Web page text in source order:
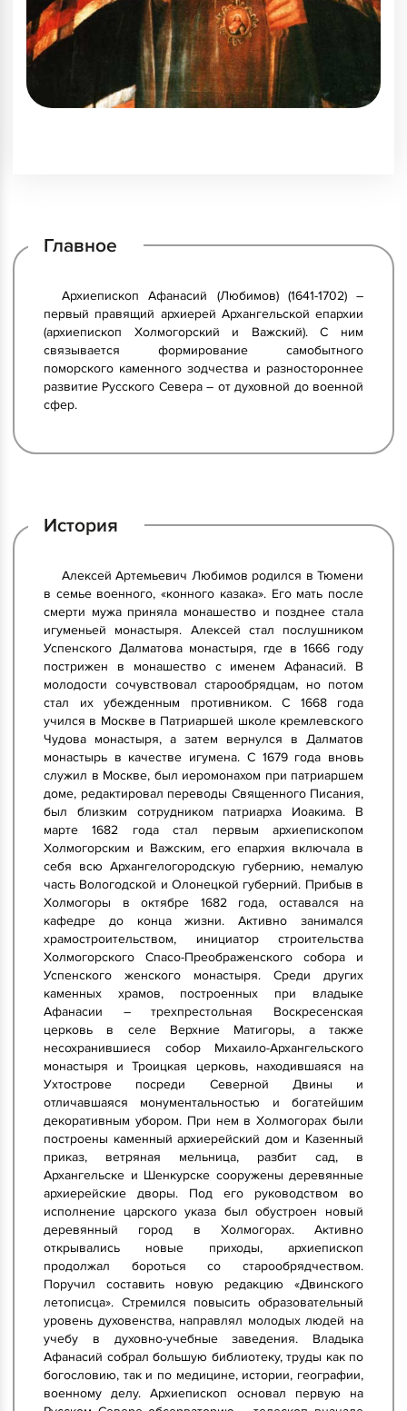
Главное
Архиепископ Афанасий (Любимов) (1641-1702) –
первый правящий архиерей Архангельской епархии
(архиепископ Холмогорский и Важский). С ним
связывается формирование самобытного
поморского каменного зодчества и разностороннее
развитие Русского Севера – от духовной до военной
сфер.
История
Алексей Артемьевич Любимов родился в Тюмени
в семье военного, «конного казака». Его мать после
смерти мужа приняла монашество и позднее стала
игуменьей монастыря. Алексей стал послушником
Успенского Далматова монастыря, где в 1666 году
пострижен в монашество с именем Афанасий. В
молодости сочувствовал старообрядцам, но потом
стал их убежденным противником. С 1668 года
учился в Москве в Патриаршей школе кремлевского
Чудова монастыря, а затем вернулся в Далматов
монастырь в качестве игумена. С 1679 года вновь
служил в Москве, был иеромонахом при патриаршем
доме, редактировал переводы Священного Писания,
был близким сотрудником патриарха Иоакима. В
марте 1682 года стал первым архиепископом
Холмогорским и Важским, его епархия включала в
себя всю Архангелогородскую губернию, немалую
часть Вологодской и Олонецкой губерний. Прибыв в
Холмогоры в октябре 1682 года, оставался на
кафедре до конца жизни. Активно занимался
храмостроительством, инициатор строительства
Холмогорского Спасо-Преображенского собора и
Успенского женского монастыря. Среди других
каменных храмов, построенных при владыке
Афанасии – трехпрестольная Воскресенская
церковь в селе Верхние Матигоры, а также
несохранившиеся собор Михаило-Архангельского
монастыря и Троицкая церковь, находившаяся на
Ухтострове посреди Северной Двины и
отличавшаяся монументальностью и богатейшим
декоративным убором. При нем в Холмогорах были
построены каменный архиерейский дом и Казенный
приказ, ветряная мельница, разбит сад, в
Архангельске и Шенкурске сооружены деревянные
архиерейские дворы. Под его руководством во
исполнение царского указа был обустроен новый
деревянный город в Холмогорах. Активно
открывались новые приходы, архиепископ
продолжал бороться со старообрядчеством.
Поручил составить новую редакцию «Двинского
летописца». Стремился повысить образовательный
уровень духовенства, направлял молодых людей на
учебу в духовно-учебные заведения. Владыка
Афанасий собрал большую библиотеку, труды как по
богословию, так и по медицине, истории, географии,
военному делу. Архиепископ основал первую на